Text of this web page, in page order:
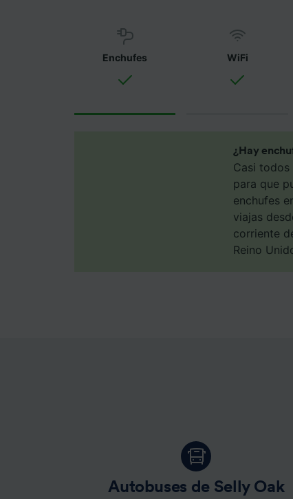
Enchufes WiFi
¿Hay
Casi todos
para que
enchufes
viajas
corriente
Reino
Autobuses de Selly Oak